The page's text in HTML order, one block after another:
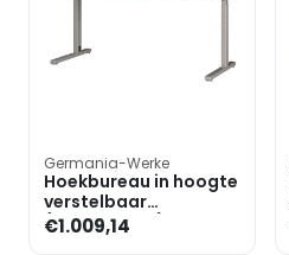
Germania-Werke
Hoekbureau in hoogte
verstelbaar
(mechanisch)
»Profiline II« 3-delige
€1.009,14